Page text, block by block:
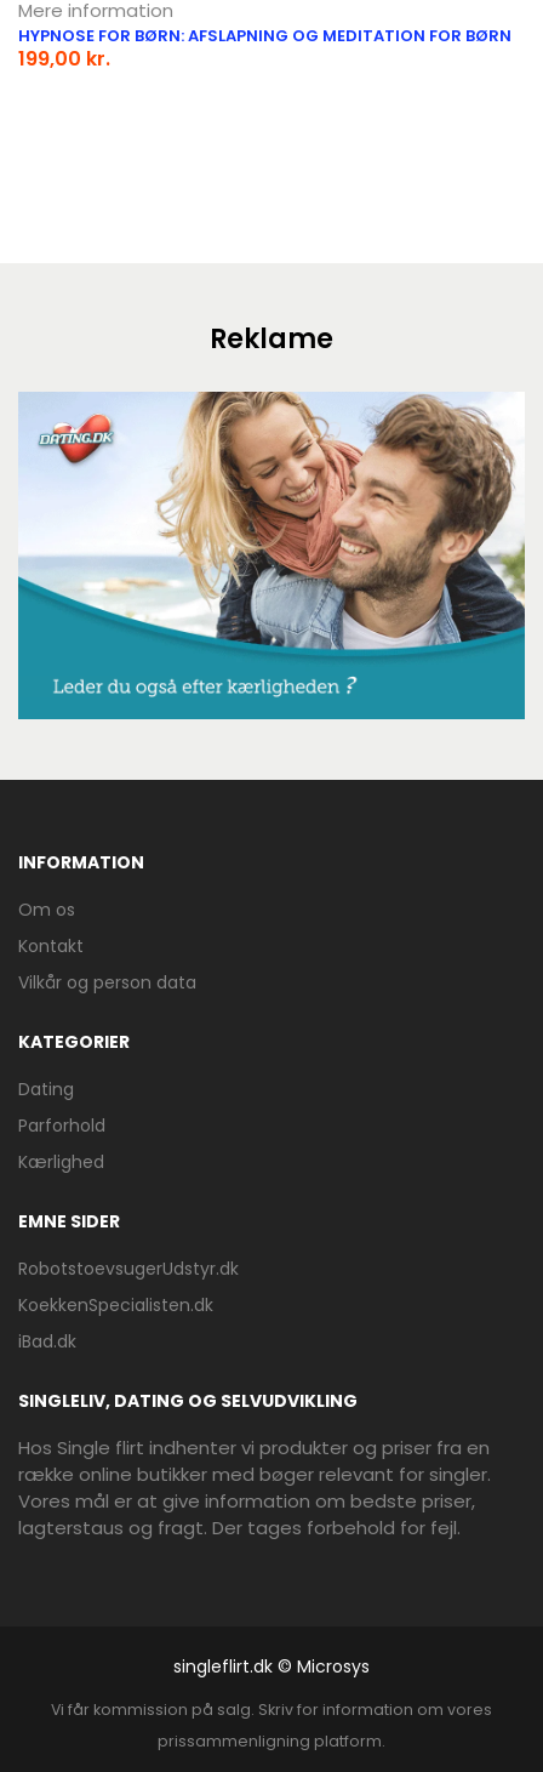
Mere information
HYPNOSE FOR BØRN: AFSLAPNING OG MEDITATION FOR BØRN
199,00 kr.
Reklame
INFORMATION
Om os
Kontakt
Vilkår og person data
KATEGORIER
Dating
Parforhold
Kærlighed
EMNE SIDER
RobotstoevsugerUdstyr.dk
KoekkenSpecialisten.dk
iBad.dk
SINGLELIV, DATING OG SELVUDVIKLING
Hos Single flirt indhenter vi produkter og priser fra en
række online butikker med bøger relevant for singler.
Vores mål er at give information om bedste priser,
lagterstaus og fragt. Der tages forbehold for fejl.
singleflirt.dk © Microsys
Vi får kommission på salg. Skriv for information om vores
prissammenligning platform.